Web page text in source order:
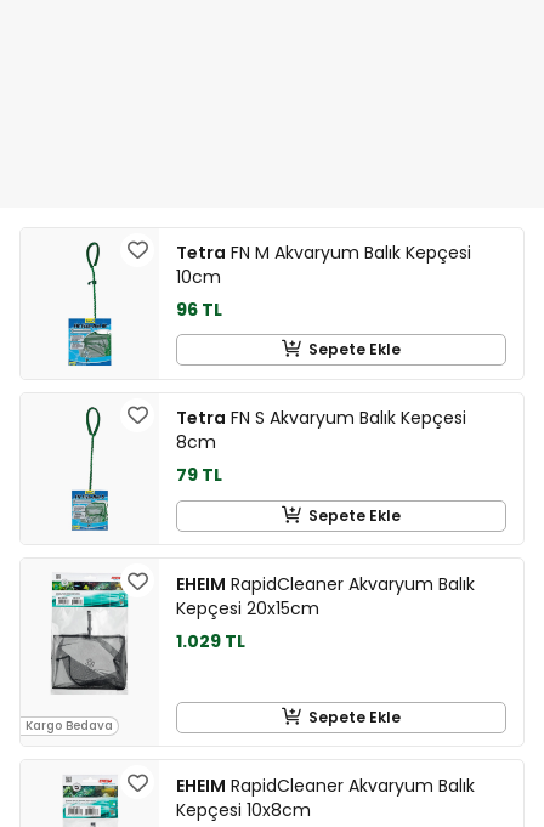
Tetra FN M Akvaryum Balık Kepçesi
10cm
96 TL
Sepete Ekle
Tetra FN S Akvaryum Balık Kepçesi
8cm
79 TL
Sepete Ekle
Kargo Bedava
EHEIM RapidCleaner Akvaryum Balık
Kepçesi 20x15cm
1.029 TL
Sepete Ekle
EHEIM RapidCleaner Akvaryum Balık
Kepçesi 10x8cm